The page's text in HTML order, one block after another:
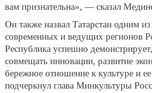
вам признательна», — сказал
Он также назвал Татарстан одним
современных и ведущих регионов
Республика успешно
совмещать инновации, развитие
бережное отношение к культуре и
подчеркнул глава Минкультуры